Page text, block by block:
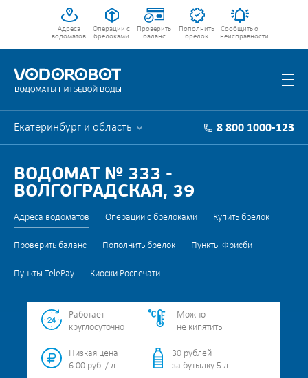
Адреса
водоматов
Операции с
брелоками
Проверить
баланс
Пополнить
брелок
Сообщить о
неисправности
Екатеринбург и область 8 800 1000-123
ВОДОМАТ № 333 -
ВОЛГОГРАДСКАЯ, 39
Адреса водоматов Операции с брелоками Купить брелок
Проверить баланс Пополнить брелок Пункты Фрисби
Пункты TelePay Киоски Роспечати
Работает
круглосуточно
Можно
не кипятить
Низкая цена
6.00 руб. / л
30 рублей
за бутылку 5 л